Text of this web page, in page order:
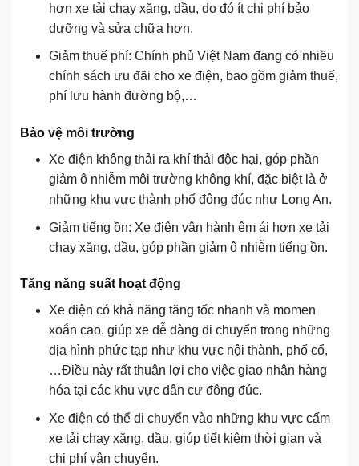
hơn xe tải chạy xăng, dầu, do đó ít chi phí bảo
dưỡng và sửa chữa hơn.
Giảm thuế phí: Chính phủ Việt Nam đang có nhiều
chính sách ưu đãi cho xe điện, bao gồm giảm thuế,
phí lưu hành đường bộ,…
Bảo vệ môi trường
Xe điện không thải ra khí thải độc hại, góp phần
giảm ô nhiễm môi trường không khí, đặc biệt là ở
những khu vực thành phố đông đúc như Long An.
Giảm tiếng ồn: Xe điện vận hành êm ái hơn xe tải
chạy xăng, dầu, góp phần giảm ô nhiễm tiếng ồn.
Tăng năng suất hoạt động
Xe điện có khả năng tăng tốc nhanh và momen
xoắn cao, giúp xe dễ dàng di chuyển trong những
địa hình phức tạp như khu vực nội thành, phố cổ,
…Điều này rất thuận lợi cho việc giao nhận hàng
hóa tại các khu vực dân cư đông đúc.
Xe điện có thể di chuyển vào những khu vực cấm
xe tải chạy xăng, dầu, giúp tiết kiệm thời gian và
chi phí vận chuyển.